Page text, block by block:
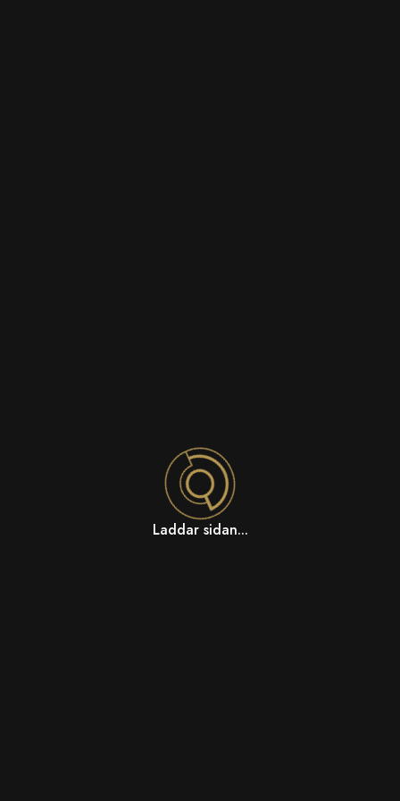
Laddar sidan...